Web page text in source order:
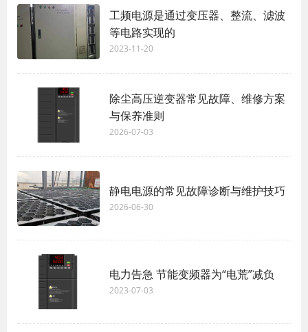
工频电源是通过变压器、整流、滤波
等电路实现的
2023-11-20
除尘高压逆变器常见故障、维修方案
与保养准则
2026-07-03
静电电源的常见故障诊断与维护技巧
2026-06-30
电力告急 节能变频器为“电荒”减负
2023-07-03